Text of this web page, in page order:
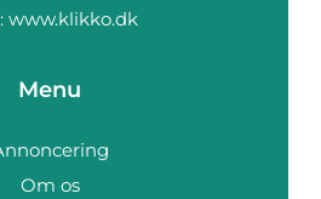
www.klikko.dk
Menu
Om os